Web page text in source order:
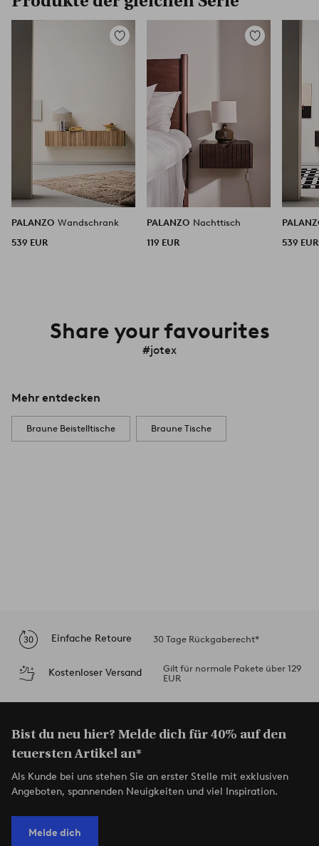
Zu
hinzufügen
PALANZO Wandschrank
539 EUR
Zu
PALANZO Nachttisch
119 EUR
539 EUR
Share your favourites
#jotex
Mehr entdecken
Braune Beistelltische Braune Tische
Einfache Retoure 30 Tage Rückgaberecht*
Kostenloser Versand
Gilt für normale Pakete über 129
EUR
Bist du neu hier? Melde dich für 40% auf den
teuersten Artikel an*
Als Kunde bei uns stehen Sie an erster Stelle mit exklusiven
Angeboten, spannenden Neuigkeiten und viel Inspiration.
Melde dich